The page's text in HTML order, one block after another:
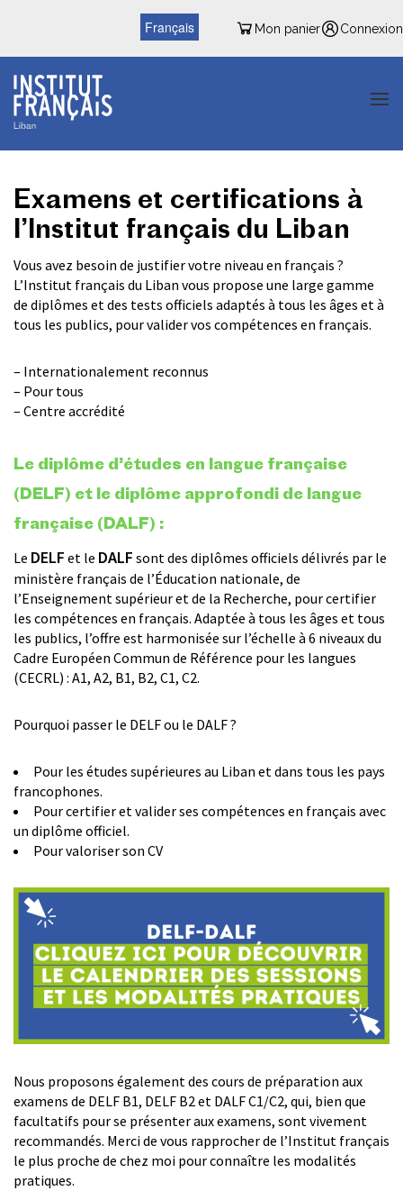
Mon panier Connexion
Français
Examens et certifications à
l’Institut français du Liban
Vous avez besoin de justifier votre niveau en français ?
L’Institut français du Liban vous propose une large gamme
de diplômes et des tests officiels adaptés à tous les âges et à
tous les publics, pour valider vos compétences en français.
– Internationalement reconnus
– Pour tous
– Centre accrédité
Le diplôme d’études en langue française
(DELF) et le diplôme approfondi de langue
française (DALF) :
Le DELF et le DALF sont des diplômes officiels délivrés par le
ministère français de l’Éducation nationale, de
l’Enseignement supérieur et de la Recherche, pour certifier
les compétences en français. Adaptée à tous les âges et tous
les publics, l’offre est harmonisée sur l’échelle à 6 niveaux du
Cadre Européen Commun de Référence pour les langues
(CECRL) : A1, A2, B1, B2, C1, C2.
Pourquoi passer le DELF ou le DALF ?
Pour les études supérieures au Liban et dans tous les pays
francophones.
Pour certifier et valider ses compétences en français avec
un diplôme officiel.
Pour valoriser son CV
Nous proposons également des cours de préparation aux
examens de DELF B1, DELF B2 et DALF C1/C2, qui, bien que
facultatifs pour se présenter aux examens, sont vivement
recommandés. Merci de vous rapprocher de l’Institut français
le plus proche de chez moi pour connaître les modalités
pratiques.